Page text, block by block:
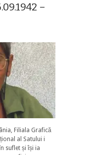
–
Filiala Grafică
al Satului i
suflet și își ia